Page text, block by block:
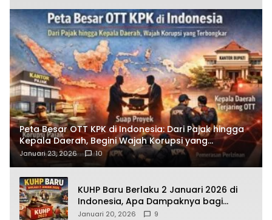
Peta Besar OTT KPK di Indonesia: Dari Pajak hingga
Kepala Daerah, Begini Wajah Korupsi yang
Terbongkar
Januari 23, 2026 10
KUHP Baru Berlaku 2 Januari 2026 di
Indonesia, Apa Dampaknya bagi
Kehidupan Warga? Ini Aturan Kunci
Januari 20, 2026 9